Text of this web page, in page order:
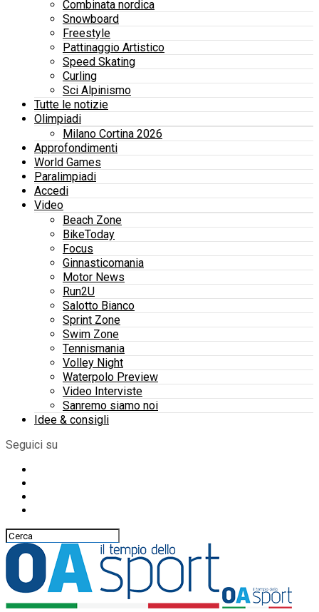
Combinata nordica
Snowboard
Freestyle
Pattinaggio Artistico
Speed Skating
Curling
Sci Alpinismo
Tutte le notizie
Olimpiadi
Milano Cortina 2026
Approfondimenti
World Games
Paralimpiadi
Accedi
Video
Beach Zone
BikeToday
Focus
Ginnasticomania
Motor News
Run2U
Salotto Bianco
Sprint Zone
Swim Zone
Tennismania
Volley Night
Waterpolo Preview
Video Interviste
Sanremo siamo noi
Idee & consigli
Seguici su